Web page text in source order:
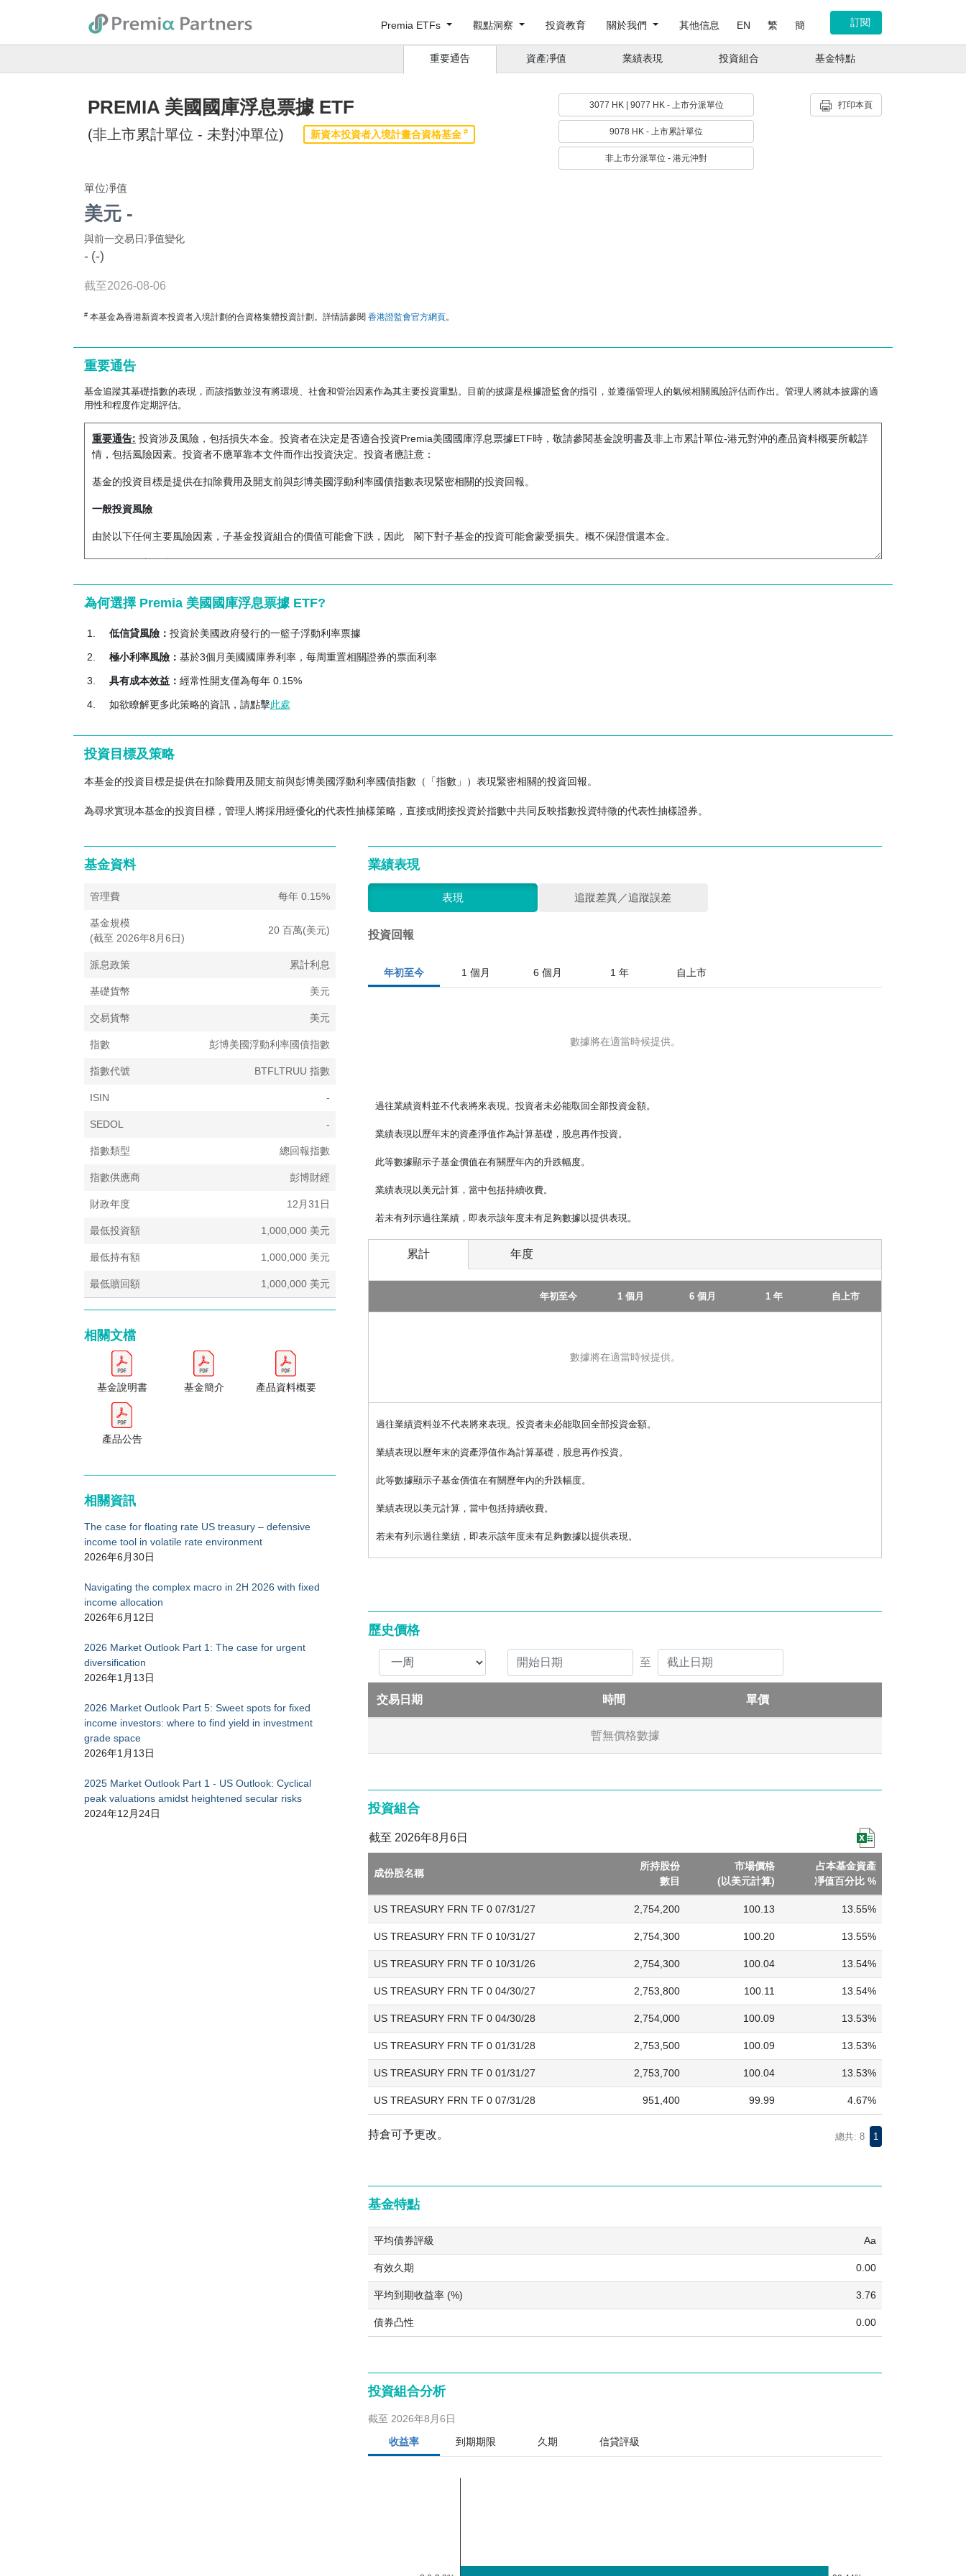
Premia ETFs 觀點洞察 投資教育 關於我們 其他信息 EN 繁 簡 訂閱
重要通告 資產凈值 業績表現 投資組合 基金特點
PREMIA 美國國庫浮息票據 ETF
(非上市累計單位 - 未對沖單位) 新資本投資者入境計畫合資格基金 #
打印本頁
3077 HK | 9077 HK - 上市分派單位
9078 HK - 上市累計單位
非上市分派單位 - 港元沖對
單位凈值
美元 -
與前一交易日凈值變化
- (-)
截至2026-08-06
# 本基金為香港新資本投資者入境計劃的合資格集體投資計劃。詳情請參閱 香港證監會官方網頁。
重要通告
基金追蹤其基礎指數的表現，而該指數並沒有將環境、社會和管治因素作為其主要投資重點。目前的披露是根據證監會的指引，並遵循管理人的氣候相關風險評估而作出。管理人將就本披露的適
用性和程度作定期評估。
重要通告: 投資涉及風險，包括損失本金。投資者在決定是否適合投資Premia美國國庫浮息票據ETF時，敬請參閱基金說明書及非上市累計單位-港元對沖的產品資料概要所載詳
情，包括風險因素。投資者不應單靠本文件而作出投資決定。投資者應註意：
基金的投資目標是提供在扣除費用及開支前與彭博美國浮動利率國債指數表現緊密相關的投資回報。
一般投資風險
由於以下任何主要風險因素，子基金投資組合的價值可能會下跌，因此 閣下對子基金的投資可能會蒙受損失。概不保證償還本金。
匯、流動性、稅務、法律或監管事件影響。子基金對美國國債的投資無須繳納美國預扣稅、所得稅或資本增值稅。
債券市場風險
浮動利率票據風險 – 浮動利率證券對利率變動的敏感度可能低於固定利率證券，但價值可能會下跌，對子基金的資產淨值造成負面影響，特別當票面利率追不上市場利率的升幅
及上升速度時。浮動利率國債屬新設債券，仍未發展出具深度及流動性的市場，這種風險亦會因而加劇。FRN與同年期的固定利率國債相比，一般於利率孳息曲線向下時收益率
的票面利率將重置為較低水平，導致收益率下降，子基金的收入亦會隨之下跌。
收入風險– 當利率下滑，子基金的收入可能下跌，這是由於子基金持有的債務工具的利率為浮動或可變。
發行量有限的風險– 美國財政部發行的FRN相對較新，供應量有限。概無任何擔保或保證：(i)子基金將能投資合宜金額的FRN，(ii)子基金將能以理想價格購買FRN，(iii)美國財
政部將繼續發行FRN，或(iv)FRN的交投將會活躍。如果任何或所有上述情況發生，將對子基金產生不利影響。
估值風險– 基金工具的估值可能涉及不確定因素，而釐定亦涉及判斷性質。如果該估值證實為不正確，可能會影響子基金的資產淨值。
FRN每週須重置利率，存續期因而僅為一週，所以子基金面對的利率風險少於固定收益證券。
信貸評級及下調評級風險
– 評級機構授予的信貸評級受到限制，並不時刻保證證券及／或發行人的信貸能力。債務工具或其發行人的信貸評級可能隨後會被下調。如果評級被下
調，可能對子基金的價值造成不利影響。管理人將可能或無法處置被下調評級的債務工具。
信貸風險及主權債務風險
此外，子基金對政府發行或擔保的證券的投資可能面對政治、社會及經濟風險，可能無法或不願償還到期本金及／或利息，或可能要求子基金參與此等債務的重組。
貨幣對沖風險
管理人可以（但無責任）訂立若幹貨幣相關交易，以將可歸屬於相關類別單位的子基金資產之貨幣風險對沖至相關類別的貨幣。相關類別單位的投資者或會承擔該對沖類別基礎
（美元）表示的非上市累計單位（港元對沖）的任何潛在升值利益。此等與未對沖類別單位的差別可導致各類別單位的資產淨值出現差異。
應用於相關類別單位的確切對沖策略或會不同。此外，概不保證將有預期的對沖工具可用或對沖策略將會達到其預期效果。在該等情況下，相關類別單位的投資者可能仍承受未
對沖的貨幣兌換風險。
倘若用作對沖目的之工具的交易對手違約，相關類別單位的投資者可能承擔未對沖的貨幣兌換風險及可能因此蒙受進一步損失。
如果投資者要求以股份計價貨幣以外的貨幣支付贖回款項，該貨幣兌股份計價貨幣的貨幣風險將不會被對沖。
上市類別單位與非上市類別單位之間交易安排差異的風險
上市類別單位和非上市類別單位的投資者須遵守不同的定價和交易安排。由於各類別適用的費用和成本不同，各上市類別單位和非上市類別單位的每單位資產淨值可能有所不
間交易而不會有公開市場交易的日內流動性。視乎市況，上市類別單位投資者可能較非上市類別單位投資者有利或不利。
若市場承壓，非上市類別單位的投資者可以按資產淨值贖回其單位，而二級市場上市類別單位的投資者僅能按現行市場價格（可能偏離相應的資產淨值）出售，且可能必須以大
幅折讓退出子基金。另一方面，上市類別單位的投資者可於日內在二級市場上出售其單位，從而鎖定其頭寸，而非上市類別單位的投資者則無法適時這樣做，須待日終才可以鎖
適用於各上市類別單位與非上市類別單位的費用及成本之水平及類別可能不同。因此，各上市類別單位與非上市類別單位的每單位資產淨值亦可能不同。
就上市類別單位而言，參與證券商或須就增設及贖回單位支付交易費。二級市場的投資者將無須支付前述款項，但或會產生香港聯交所相關費用，如經紀費、交易徵費、交易費
及櫃臺間過戶費。
就非上市類別單位而言，單位持有人或須就認購及贖回分別支付認購費及／或贖回費。就現金認購及贖回申請而言，管理人可以本著誠信並出於單位持有人的最佳利益，在釐定
每單位的認購價或贖回價（視屬何情況而定）時，計及相關成本的影響，對每單位資產淨值進行其認為適當的調整。
子基金以被動方式管理，鑑於子基金本身的投資性質，管理人並無針對市場變動採取對策的自主性。子基金價值預期將隨相關指數的下降而下跌。
追蹤誤差風險
最大限度減低追蹤誤差。概不能保證可於任何時間準確或完全複製相關指數的表現。
分派政策差異
管理人將向上市分派單位而不是上市累計單位、非上市累計單位（港元對沖）及非上市累計單位（未對沖）的單位持有人派息。就上市分派單位的派息可能會導致每單位資產淨
值即時減少。上市累計單位中獲得的所有收入和資本收益將進行再投資並於每單位資產淨值中反映。各種類別的派息政策差異將導致相關類別的資產淨值出現差異。
終止風險
子基金或於若幹情況下遭提前終止，例如，倘相關指數不可再作為基準或子基金的規模額少於1億港元。子基金終止時，投資者或無法收回投資及蒙受損失。
託管人風險
的風險情況。該等投資或不會與分託管人本身的投資區分開來，倘該分託管人出現違約或詐騙行徑，子基金資產或不會得到保護，而子基金可能無法收回該等基金資產。
為何選擇 Premia 美國國庫浮息票據 ETF?
低信貸風險： 投資於美國政府發行的一籃子浮動利率票據
極小利率風險： 基於3個月美國國庫券利率，每周重置相關證券的票面利率
具有成本效益： 經常性開支僅為每年 0.15%
如欲瞭解更多此策略的資訊，請點擊此處
投資目標及策略
本基金的投資目標是提供在扣除費用及開支前與彭博美國浮動利率國債指數（「指數」）表現緊密相關的投資回報。
為尋求實現本基金的投資目標，管理人將採用經優化的代表性抽樣策略，直接或間接投資於指數中共同反映指數投資特徵的代表性抽樣證券。
基金資料
管理費 每年 0.15%
基金規模
(截至 2026年8月6日)
20 百萬(美元)
派息政策 累計利息
基礎貨幣 美元
交易貨幣 美元
指數 彭博美國浮動利率國債指數
指數代號 BTFLTRUU 指數
ISIN -
SEDOL -
指數類型 總回報指數
指數供應商 彭博財經
財政年度 12月31日
最低投資額 1,000,000 美元
最低持有額 1,000,000 美元
最低贖回額 1,000,000 美元
相關文檔
基金說明書 基金簡介 產品資料概要
產品公告
相關資訊
The case for floating rate US treasury – defensive
income tool in volatile rate environment
2026年6月30日
Navigating the complex macro in 2H 2026 with fixed
income allocation
2026年6月12日
2026 Market Outlook Part 1: The case for urgent
diversification
2026年1月13日
2026 Market Outlook Part 5: Sweet spots for fixed
income investors: where to find yield in investment
grade space
2026年1月13日
2025 Market Outlook Part 1 - US Outlook: Cyclical
peak valuations amidst heightened secular risks
2024年12月24日
業績表現
表現 追蹤差異／追蹤誤差
投資回報
年初至今 1 個月 6 個月 1 年 自上市
數據將在適當時候提供。
過往業績資料並不代表將來表現。投資者未必能取回全部投資金額。
業績表現以歷年末的資產淨值作為計算基礎，股息再作投資。
此等數據顯示子基金價值在有關歷年內的升跌幅度。
業績表現以美元計算，當中包括持續收費。
若未有列示過往業績，即表示該年度未有足夠數據以提供表現。
累計 年度
年初至今 1 個月 6 個月 1 年 自上市
數據將在適當時候提供。
過往業績資料並不代表將來表現。投資者未必能取回全部投資金額。
業績表現以歷年末的資產淨值作為計算基礎，股息再作投資。
此等數據顯示子基金價值在有關歷年內的升跌幅度。
業績表現以美元計算，當中包括持續收費。
若未有列示過往業績，即表示該年度未有足夠數據以提供表現。
歷史價格
至
交易日期 時間 單價
暫無價格數據
投資組合
截至 2026年8月6日
成份股名稱
所持股份
數目
市場價格
(以美元計算)
占本基金資產
凈值百分比 %
US TREASURY FRN TF 0 07/31/27 2,754,200 100.13 13.55%
US TREASURY FRN TF 0 10/31/27 2,754,300 100.20 13.55%
US TREASURY FRN TF 0 10/31/26 2,754,300 100.04 13.54%
US TREASURY FRN TF 0 04/30/27 2,753,800 100.11 13.54%
US TREASURY FRN TF 0 04/30/28 2,754,000 100.09 13.53%
US TREASURY FRN TF 0 01/31/28 2,753,500 100.09 13.53%
US TREASURY FRN TF 0 01/31/27 2,753,700 100.04 13.53%
US TREASURY FRN TF 0 07/31/28 951,400 99.99 4.67%
持倉可予更改。 總共: 8 1
基金特點
平均債券評級 Aa
有效久期 0.00
平均到期收益率 (%) 3.76
債券凸性 0.00
投資組合分析
截至 2026年8月6日
收益率
到期期限 久期 信貸評級